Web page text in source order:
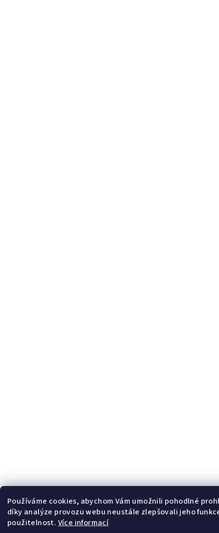
Používáme cookies, abychom Vám umožnili pohodlné
díky analýze provozu webu neustále zlepšovali jeho
použitelnost. Více informací